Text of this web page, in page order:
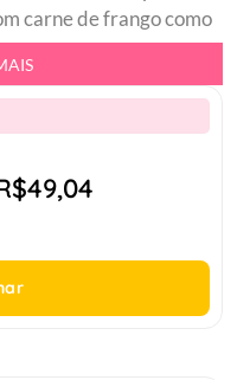
carne de frango como
exclusiva OptiAge
energia para o
a melhorar a memoria,
PURINA PRO
do mercado com
saudaveisbr Ajuda a
Carne como